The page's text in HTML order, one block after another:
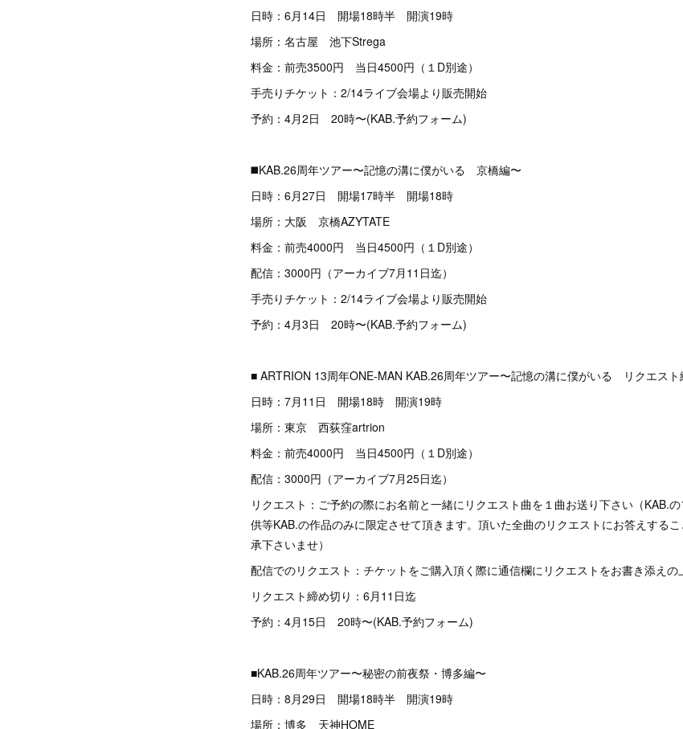
日時：6月14日 開場18時半 開演19時
場所：名古屋 池下Strega
料金：前売3500円 当日4500円（１D別途）
手売りチケット：2/14ライブ会場より販売開始
予約：4月2日 20時〜(KAB.予約フォーム)
◼️KAB.26周年ツアー〜記憶の溝に僕がいる 京橋編〜
日時：6月27日 開場17時半 開場18時
場所：大阪 京橋AZYTATE
料金：前売4000円 当日4500円（１D別途）
配信：3000円（アーカイブ7月11日迄）
手売りチケット：2/14ライブ会場より販売開始
予約：4月3日 20時〜(KAB.予約フォーム)
■ ARTRION 13周年ONE-MAN KAB.26周年ツアー〜記憶の溝に僕がいる リクエスト
日時：7月11日 開場18時 開演19時
場所：東京 西荻窪artrion
料金：前売4000円 当日4500円（１D別途）
配信：3000円（アーカイブ7月25日迄）
リクエスト：ご予約の際にお名前と一緒にリクエスト曲を１曲お送り下さい（KAB.
供等KAB.の作品のみに限定させて頂きます。頂いた全曲のリクエストにお答えする
承下さいませ）
配信でのリクエスト：チケットをご購入頂く際に通信欄にリクエストをお書き添えの
リクエスト締め切り：6月11日迄
予約：4月15日 20時〜(KAB.予約フォーム)
■KAB.26周年ツアー〜秘密の前夜祭・博多編〜
日時：8月29日 開場18時半 開演19時
場所：博多 天神HOME